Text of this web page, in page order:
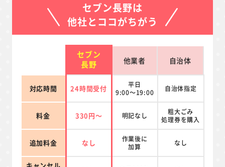
セブン長野は
他社とココがちがう
セブン
長野
他業者 自治体
対応時間 24時間受付
平日
9:00～19:00
自治体指定
料金 330円～ 明記なし
粗大ごみ
処理券を購入
追加料金 なし
作業後に
加算
なし